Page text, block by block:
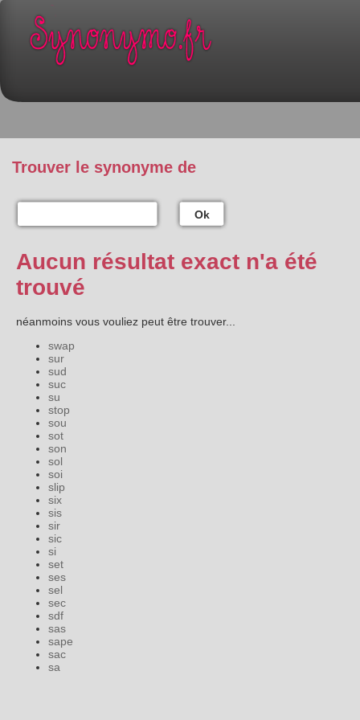
Trouver le synonyme de
Ok
Aucun résultat exact n'a été
trouvé
néanmoins vous vouliez peut être trouver...
swap
sur
sud
suc
su
stop
sou
sot
son
sol
soi
slip
six
sis
sir
sic
si
set
ses
sel
sec
sdf
sas
sape
sac
sa